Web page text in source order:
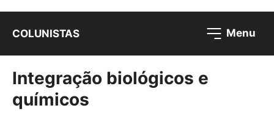
COLUNISTAS Menu
Integração biológicos e
químicos